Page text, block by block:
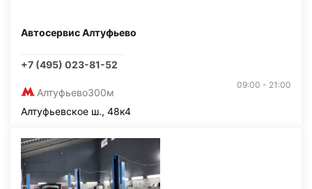
Автосервис Алтуфьево
+7 (495) 023-81-52
Алтуфьево300м
09:00 - 21:00
Алтуфьевское ш., 48к4